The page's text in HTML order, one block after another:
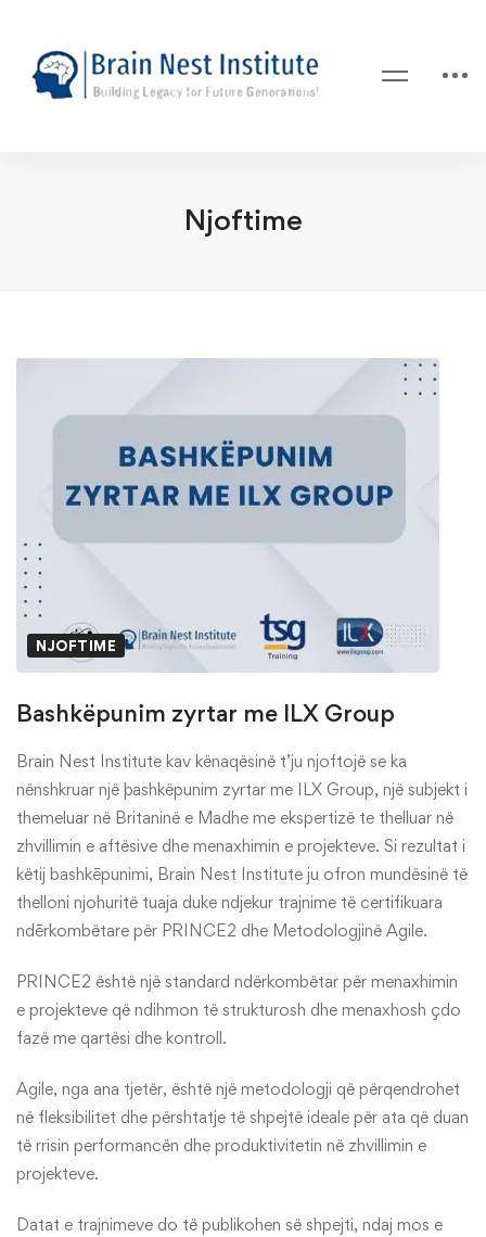
Njoftime
NJOFTIME
Bashkëpunim zyrtar me ILX Group
Brain Nest Institute kav kënaqësinë t’ju njoftojë se ka
nënshkruar një þashkëpunim zyrtar me ILX Group, një subjekt i
themeluar në Britaninë e Madhe me ekspertizë te thelluar në
zhvillimin e aftësive dhe menaxhimin e projekteve. Si rezultat i
këtij bashkēpunimi, Brain Nest Institute ju ofron mundësinë të
thelloni njohuritë tuaja duke ndjekur trajnime të certifikuara
ndērkombëtare për PRINCE2 dhe Metodologjinë Agile.
PRINCE2 është një standard ndërkombëtar për menaxhimin
e projekteve që ndihmon të strukturosh dhe menaxhosh çdo
fazë me qartësi dhe kontroll.
Agile, nga ana tjetër, është një metodologji që përqendrohet
në fleksibilitet dhe përshtatje të shpejtë ideale për ata që duan
të rrisin performancën dhe produktivitetin në zhvillimin e
projekteve.
Datat e trajnimeve do të publikohen së shpejti, ndaj mos e